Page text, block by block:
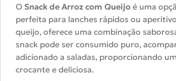
O Snack de Arroz com Queijoé uma
perfeita para lanches rápidos ou
queijo, oferece uma combinação
snack pode ser consumido puro,
adicionado a saladas, proporcionando
crocante e deliciosa.